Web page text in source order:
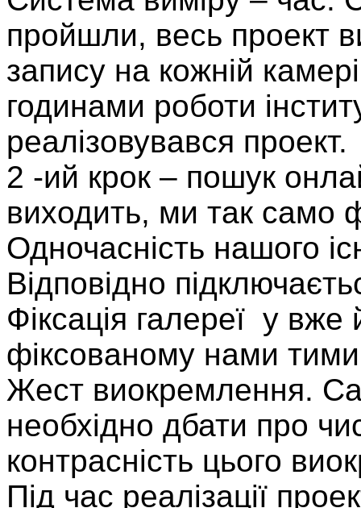
пройшли, весь проект
запису на кожній
годинами роботи
реалізовувався проект.
2 -ий крок – пошук
виходить, ми так само
Одночасність нашого
Відповідно
Фіксація галереї у вже
фіксованому нами
Жест виокремлення.
необхідно дбати про
контрасність цього
Під час реалізації